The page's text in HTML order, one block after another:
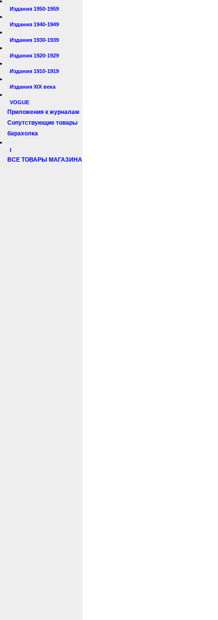
Издания 1950-1959
Издания 1940-1949
Издания 1930-1939
Издания 1920-1929
Издания 1910-1919
Издания XIX века
VOGUE
Приложения к журналам
Сопутствующие товары
барахолка
I
ВСЕ ТОВАРЫ МАГАЗИНА